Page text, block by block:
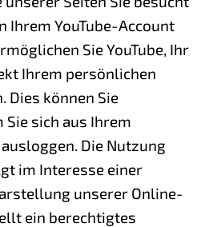
Ihrem YouTube-Account
Sie YouTube, Ihr
Ihrem persönlichen
Dies können Sie
sich aus Ihrem
Die Nutzung
im Interesse einer
unserer Online-
ein berechtigtes